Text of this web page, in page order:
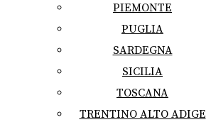
PIEMONTE
PUGLIA
SARDEGNA
SICILIA
TOSCANA
TRENTINO ALTO ADIGE